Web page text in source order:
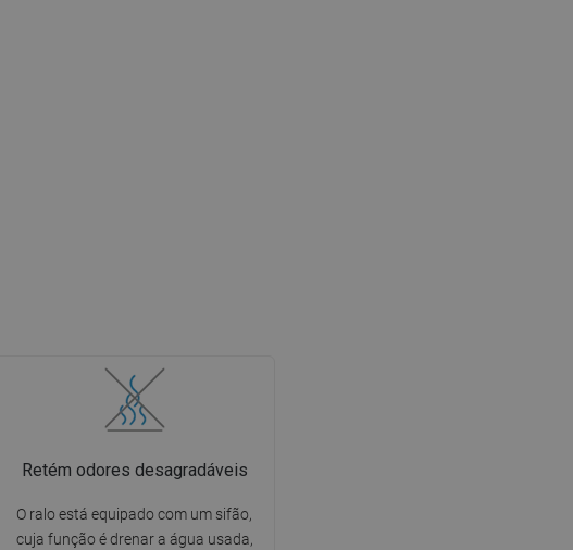
Retém odores desagradáveis
O ralo está equipado com um sifão,
cuja função é drenar a água usada,